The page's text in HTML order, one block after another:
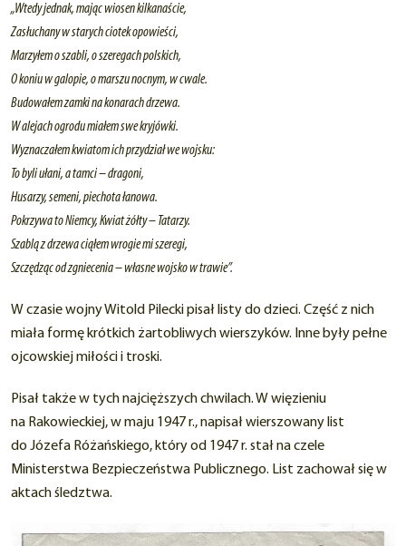
„Wtedy jednak, mając wiosen kilkanaście,
Zasłuchany w starych ciotek opowieści,
Marzyłem o szabli, o szeregach polskich,
O koniu w galopie, o marszu nocnym, w cwale.
Budowałem zamki na konarach drzewa.
W alejach ogrodu miałem swe kryjówki.
Wyznaczałem kwiatom ich przydział we wojsku:
To byli ułani, a tamci – dragoni,
Husarzy, semeni, piechota łanowa.
Pokrzywa to Niemcy, Kwiat żółty – Tatarzy.
Szablą z drzewa ciąłem wrogie mi szeregi,
Szczędząc od zgniecenia – własne wojsko w trawie”.
W czasie wojny Witold Pilecki pisał listy do dzieci. Część z nich
miała formę krótkich żartobliwych wierszyków. Inne były pełne
ojcowskiej miłości i troski.
Pisał także w tych najcięższych chwilach. W więzieniu
na Rakowieckiej, w maju 1947 r., napisał wierszowany list
do Józefa Różańskiego, który od 1947 r. stał na czele
Ministerstwa Bezpieczeństwa Publicznego. List zachował się w
aktach śledztwa.